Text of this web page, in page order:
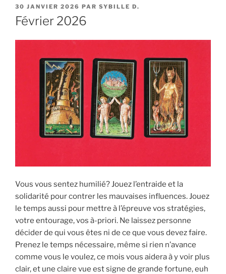
PUBLIÉ
LE
30 JANVIER 2026 PAR SYBILLE D.
Février 2026
Vous vous sentez humilié? Jouez l’entraide et la
solidarité pour contrer les mauvaises influences. Jouez
le temps aussi pour mettre à l’épreuve vos stratégies,
votre entourage, vos à-priori. Ne laissez personne
décider de qui vous êtes ni de ce que vous devez faire.
Prenez le temps nécessaire, même si rien n’avance
comme vous le voulez, ce mois vous aidera à y voir plus
clair, et une claire vue est signe de grande fortune, euh